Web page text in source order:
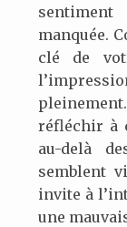
sentiment
manquée.
clé de
réfléchir à
au-delà
semblent
invite à
une